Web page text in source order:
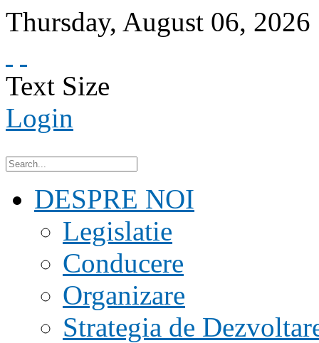
Thursday, August 06, 2026
Text Size
Login
DESPRE NOI
Legislatie
Conducere
Organizare
Strategia de